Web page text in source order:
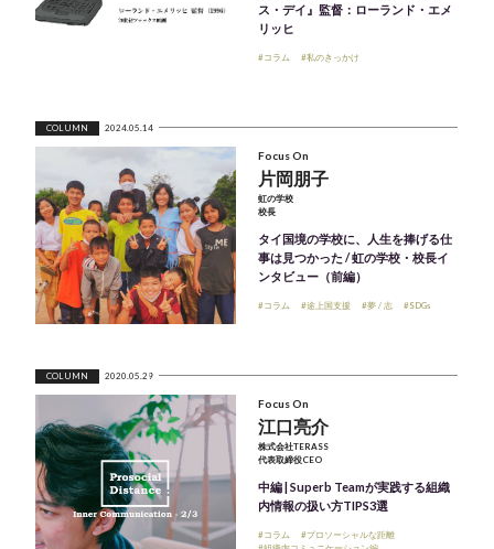
ス・デイ』監督：ローランド・エメ
リッヒ
#コラム #私のきっかけ
COLUMN 2024.05.14
Focus On
片岡朋子
虹の学校
校長
タイ国境の学校に、人生を捧げる仕
事は見つかった / 虹の学校・校長イ
ンタビュー（前編）
#コラム #途上国支援 #夢 / 志 #SDGs
COLUMN 2020.05.29
Focus On
江口亮介
株式会社TERASS
代表取締役CEO
中編 | Superb Teamが実践する組織
内情報の扱い方TIPS3選
#コラム
#プロソーシャルな距離